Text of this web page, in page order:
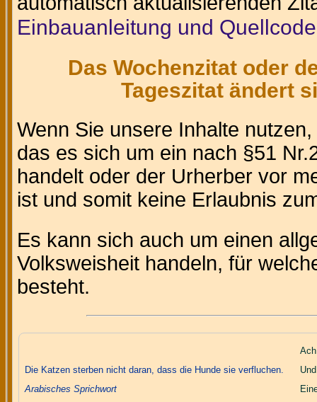
Einbauanleitung und Quellcode
Das Wochenzitat oder
Tageszitat ändert
Wenn Sie unsere Inhalte
das es sich um ein nach §51
handelt oder der Urherber vor
ist und somit keine Erlaubnis
Es kann sich auch um einen
Volksweisheit handeln, für
besteht.
Die Katzen sterben nicht daran, dass die Hunde sie verfluchen.
Arabisches Sprichwort